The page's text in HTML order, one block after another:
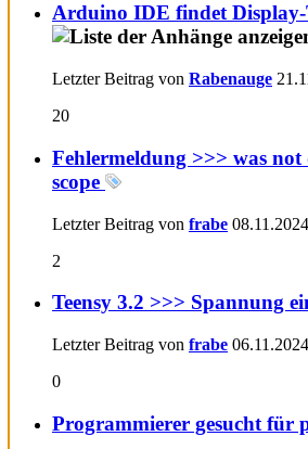
Arduino IDE findet
Letzter Beitrag von Rabenauge
20
Fehlermeldung >>> was
scope
Letzter Beitrag von frabe 08.11.2024
2
Teensy 3.2 >>> Spannung
Letzter Beitrag von frabe 06.11.2024
0
Programmierer gesucht für